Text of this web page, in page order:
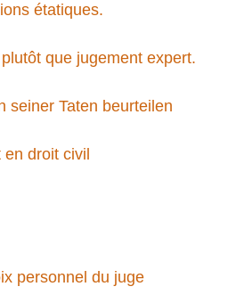
étatiques.
que jugement expert.
seiner Taten beurteilen
droit civil
personnel du juge